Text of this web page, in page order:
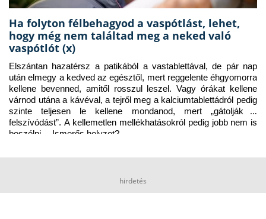
Ha folyton félbehagyod a vaspótlást, lehet,
hogy még nem találtad meg a neked való
vaspótlót (x)
Elszántan hazatérsz a patikából a vastablettával, de pár nap
után elmegy a kedved az egésztől, mert reggelente éhgyomorra
kellene bevenned, amitől rosszul leszel. Vagy órákat kellene
várnod utána a kávéval, a tejről meg a kalciumtablettádról pedig
szinte teljesen le kellene mondanod, mert „gátolják a
felszívódást”. A kellemetlen mellékhatásokról pedig jobb nem is
beszélni… Ismerős helyzet?
hirdetés